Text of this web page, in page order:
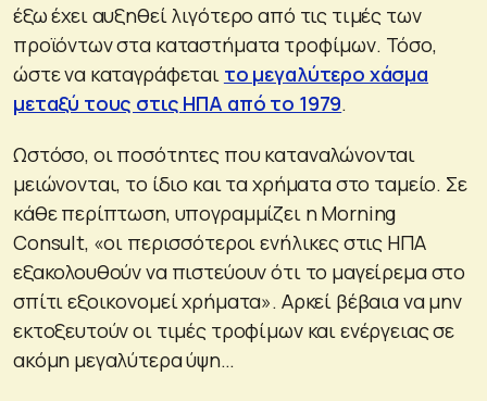
έξω έχει αυξηθεί λιγότερο από τις τιμές των
προϊόντων στα καταστήματα τροφίμων. Τόσο,
ώστε να καταγράφεται το μεγαλύτερο χάσμα
μεταξύ τους στις ΗΠΑ από το 1979.
Ωστόσο, οι ποσότητες που καταναλώνονται
μειώνονται, το ίδιο και τα χρήματα στο ταμείο. Σε
κάθε περίπτωση, υπογραμμίζει η Morning
Consult, «οι περισσότεροι ενήλικες στις ΗΠΑ
εξακολουθούν να πιστεύουν ότι το μαγείρεμα στο
σπίτι εξοικονομεί χρήματα». Αρκεί βέβαια να μην
εκτοξευτούν οι τιμές τροφίμων και ενέργειας σε
ακόμη μεγαλύτερα ύψη…